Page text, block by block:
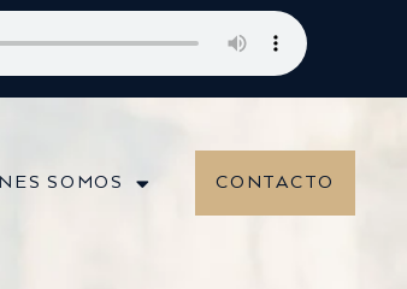
Protege tu Dinero y Maximiza tus
SOMOS CONTACTO